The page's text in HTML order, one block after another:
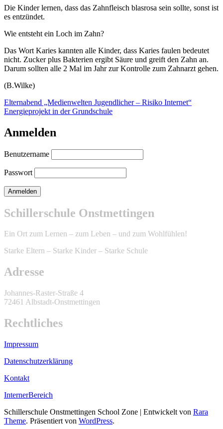
Die Kinder lernen, dass das Zahnfleisch blasrosa sein sollte, sonst ist
es entzündet.
Wie entsteht ein Loch im Zahn?
Das Wort Karies kannten alle Kinder, dass Karies faulen bedeutet
nicht. Zucker plus Bakterien ergibt Säure und greift den Zahn an.
Darum sollten alle 2 Mal im Jahr zur Kontrolle zum Zahnarzt gehen.
(B.Wilke)
Beitragsnavigation
Elternabend „Medienwelten Jugendlicher – Risiko Internet“
Energieprojekt in der Grundschule
Anmelden
Benutzername
Passwort
Schillerschule Onstmettingen
Ein Ort zum Lernen – zum Leben – und zum Wohlfühlen!
Starke Eltern – Starke Kinder – Starke Schule
Adresse
Johannes-Raster-Straße 4
72461 Albstadt-Onstmettingen
Rechtliches
Impressum
Datenschutzerklärung
Kontakt
InternerBereich
Schillerschule Onstmettingen School Zone | Entwickelt von Rara
Theme. Präsentiert von WordPress.